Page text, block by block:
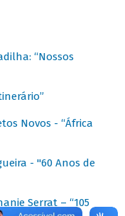
“Nossos
Novos - “África
- "60 Anos de
Serrat – “105